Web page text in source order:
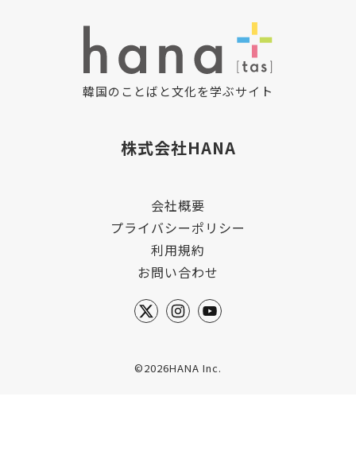
韓国のことばと文化を学ぶサイト
株式会社HANA
会社概要
プライバシーポリシー
利用規約
お問い合わせ
©2026HANA Inc.